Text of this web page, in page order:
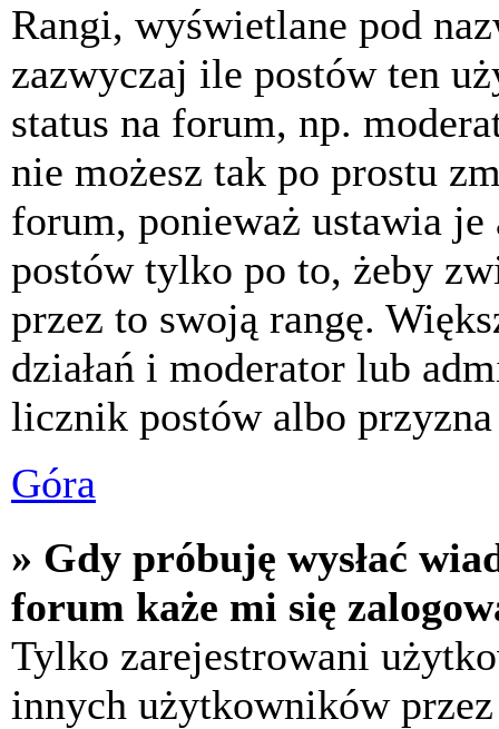
Rangi, wyświetlane pod
zazwyczaj ile postów ten
status na forum, np.
nie możesz tak po prostu
forum, ponieważ ustawia
postów tylko po to, żeby
przez to swoją rangę.
działań i moderator lub
licznik postów albo
Góra
» Gdy próbuję wysłać
forum każe mi się
Tylko zarejestrowani
innych użytkowników